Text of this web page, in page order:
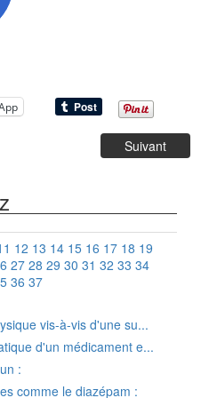
Suivant
12 13 14 15 16 17 18 19
27 28 29 30 31 32 33 34
36 37
vis-à-vis d'une su...
d'un médicament e...
:
comme le diazépam :